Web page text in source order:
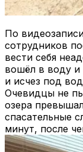
По
сотрудников
вести себя
вошёл в воду и
и исчез под
Очевидцы не
озера
спасательные
минут, после